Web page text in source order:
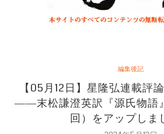
編集後記
【05月12日】星隆弘連載評
――末松謙澄英訳『源氏物語
回）をアップしま